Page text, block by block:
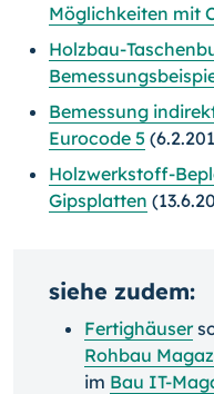
Möglichkeiten mit
Holzbau-
Bemessung
Eurocode 5
Holzwerkstoff-
Gipsplatten
siehe zudem:
Fertighäuser
Rohbau
im Bau IT-